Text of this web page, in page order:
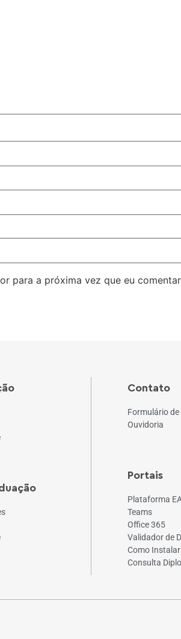
para a próxima vez que eu
Contato
Formulário
Ouvidoria
Portais
Plataforma
Teams
Office 365
Validador de
Como Instalar
Consulta